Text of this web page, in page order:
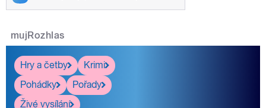
mujRozhlas
Hry a četby
Krimi
Pohádky
Pořady
Živé vysílání